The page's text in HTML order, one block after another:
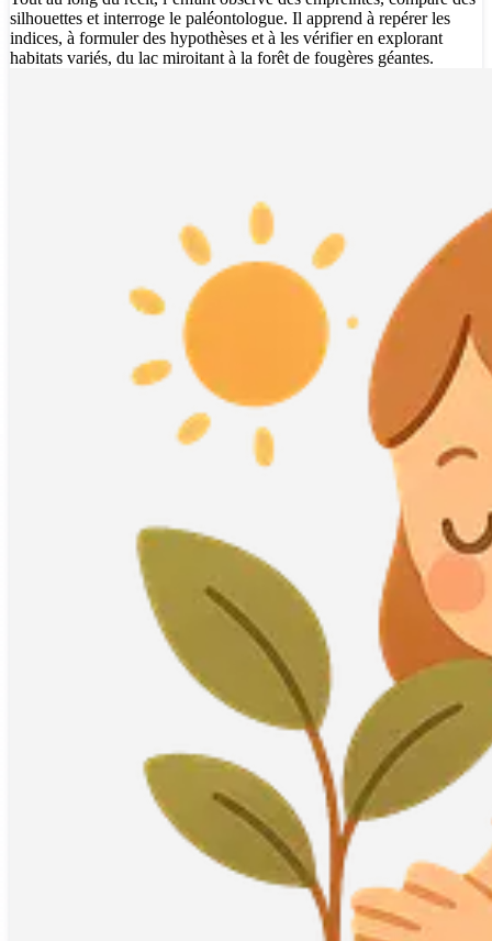
silhouettes et interroge le paléontologue. Il apprend à repérer les
indices, à formuler des hypothèses et à les vérifier en explorant
habitats variés, du lac miroitant à la forêt de fougères géantes.